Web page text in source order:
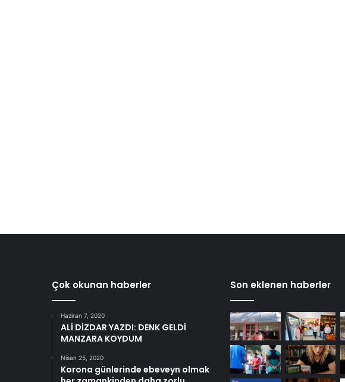
Çok okunan haberler
Haziran 7, 2020
ALİ DİZDAR YAZDI: DENK GELDİ
MANZARA KOYDUM
Nisan 25, 2020
Korona günlerinde ebeveyn olmak
Son eklenen haberler